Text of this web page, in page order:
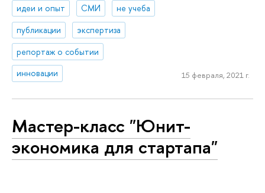
идеи и опыт
СМИ
не учеба
публикации
экспертиза
репортаж о событии
инновации
15 февраля, 2021 г.
Мастер-класс "Юнит-
экономика для стартапа"